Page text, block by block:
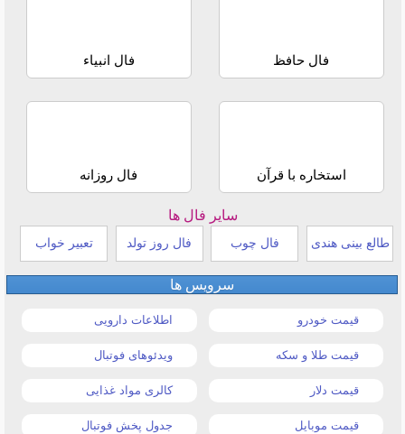
فال حافظ فال انبیاء
استخاره با قرآن فال روزانه
سایر فال ها
طالع بینی هندی فال چوب فال روز تولد تعبیر خواب
سرویس ها
قیمت خودرو اطلاعات دارویی
قیمت طلا و سکه ویدئوهای فوتبال
قیمت دلار کالری مواد غذایی
قیمت موبایل جدول پخش فوتبال